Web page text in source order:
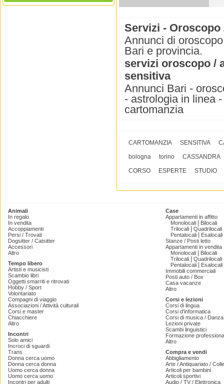
Servizi -
Annunci di
Bari e provincia.
servizi oroscopo /
sensitiva
Annunci Bari -
- astrologia in linea
cartomanzia
CARTOMANZIA SENSITIVA
bologna
torino
CASSANDRA
CORSO
ESPERTE STUDIO
Animali
In regalo
In vendita
Accoppiamenti
Persi / Trovati
Dogsitter / Catsitter
Accessori
Altro
Tempo libero
Artisti e musicisti
Scambio libri
Oggetti smarriti e ritrovati
Hobby / Sport
Volontariato
Compagni di viaggio
Associazioni / Attività culturali
Corsi e master
Chiacchiere
Altro
Incontri
Solo amici
Incroci di sguardi
Trans
Donna cerca uomo
Donna cerca donna
Uomo cerca donna
Uomo cerca uomo
Incontri per adulti
Case
Appartamenti in affitto
Monolocali
Bilocali
Trilocali
Quadrilocali
Pentalocali
Esalocali
Stanze / Posti letto
Appartamenti in vendita
Monolocali
Bilocali
Trilocali
Quadrilocali
Pentalocali
Esalocali
Immobili commerciali
Posti auto / Box
Casa vacanze
Altro
Corsi e lezioni
Corsi di lingua
Corsi d'informatica
Corsi di musica /
Lezioni private
Scambi linguistici
Formazione
Altro
Compra e vendi
Abbigliamento
Arte / Antiquariato /
Articoli per bambini
Articoli sportivi
Audio / TV / Elettronica